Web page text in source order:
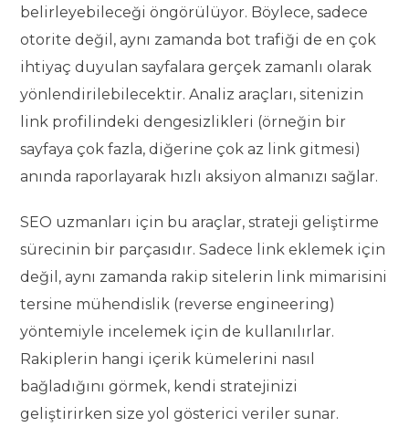
belirleyebileceği öngörülüyor. Böylece, sadece
otorite değil, aynı zamanda bot trafiği de en çok
ihtiyaç duyulan sayfalara gerçek zamanlı olarak
yönlendirilebilecektir. Analiz araçları, sitenizin
link profilindeki dengesizlikleri (örneğin bir
sayfaya çok fazla, diğerine çok az link gitmesi)
anında raporlayarak hızlı aksiyon almanızı sağlar.
SEO uzmanları için bu araçlar, strateji geliştirme
sürecinin bir parçasıdır. Sadece link eklemek için
değil, aynı zamanda rakip sitelerin link mimarisini
tersine mühendislik (reverse engineering)
yöntemiyle incelemek için de kullanılırlar.
Rakiplerin hangi içerik kümelerini nasıl
bağladığını görmek, kendi stratejinizi
geliştirirken size yol gösterici veriler sunar.